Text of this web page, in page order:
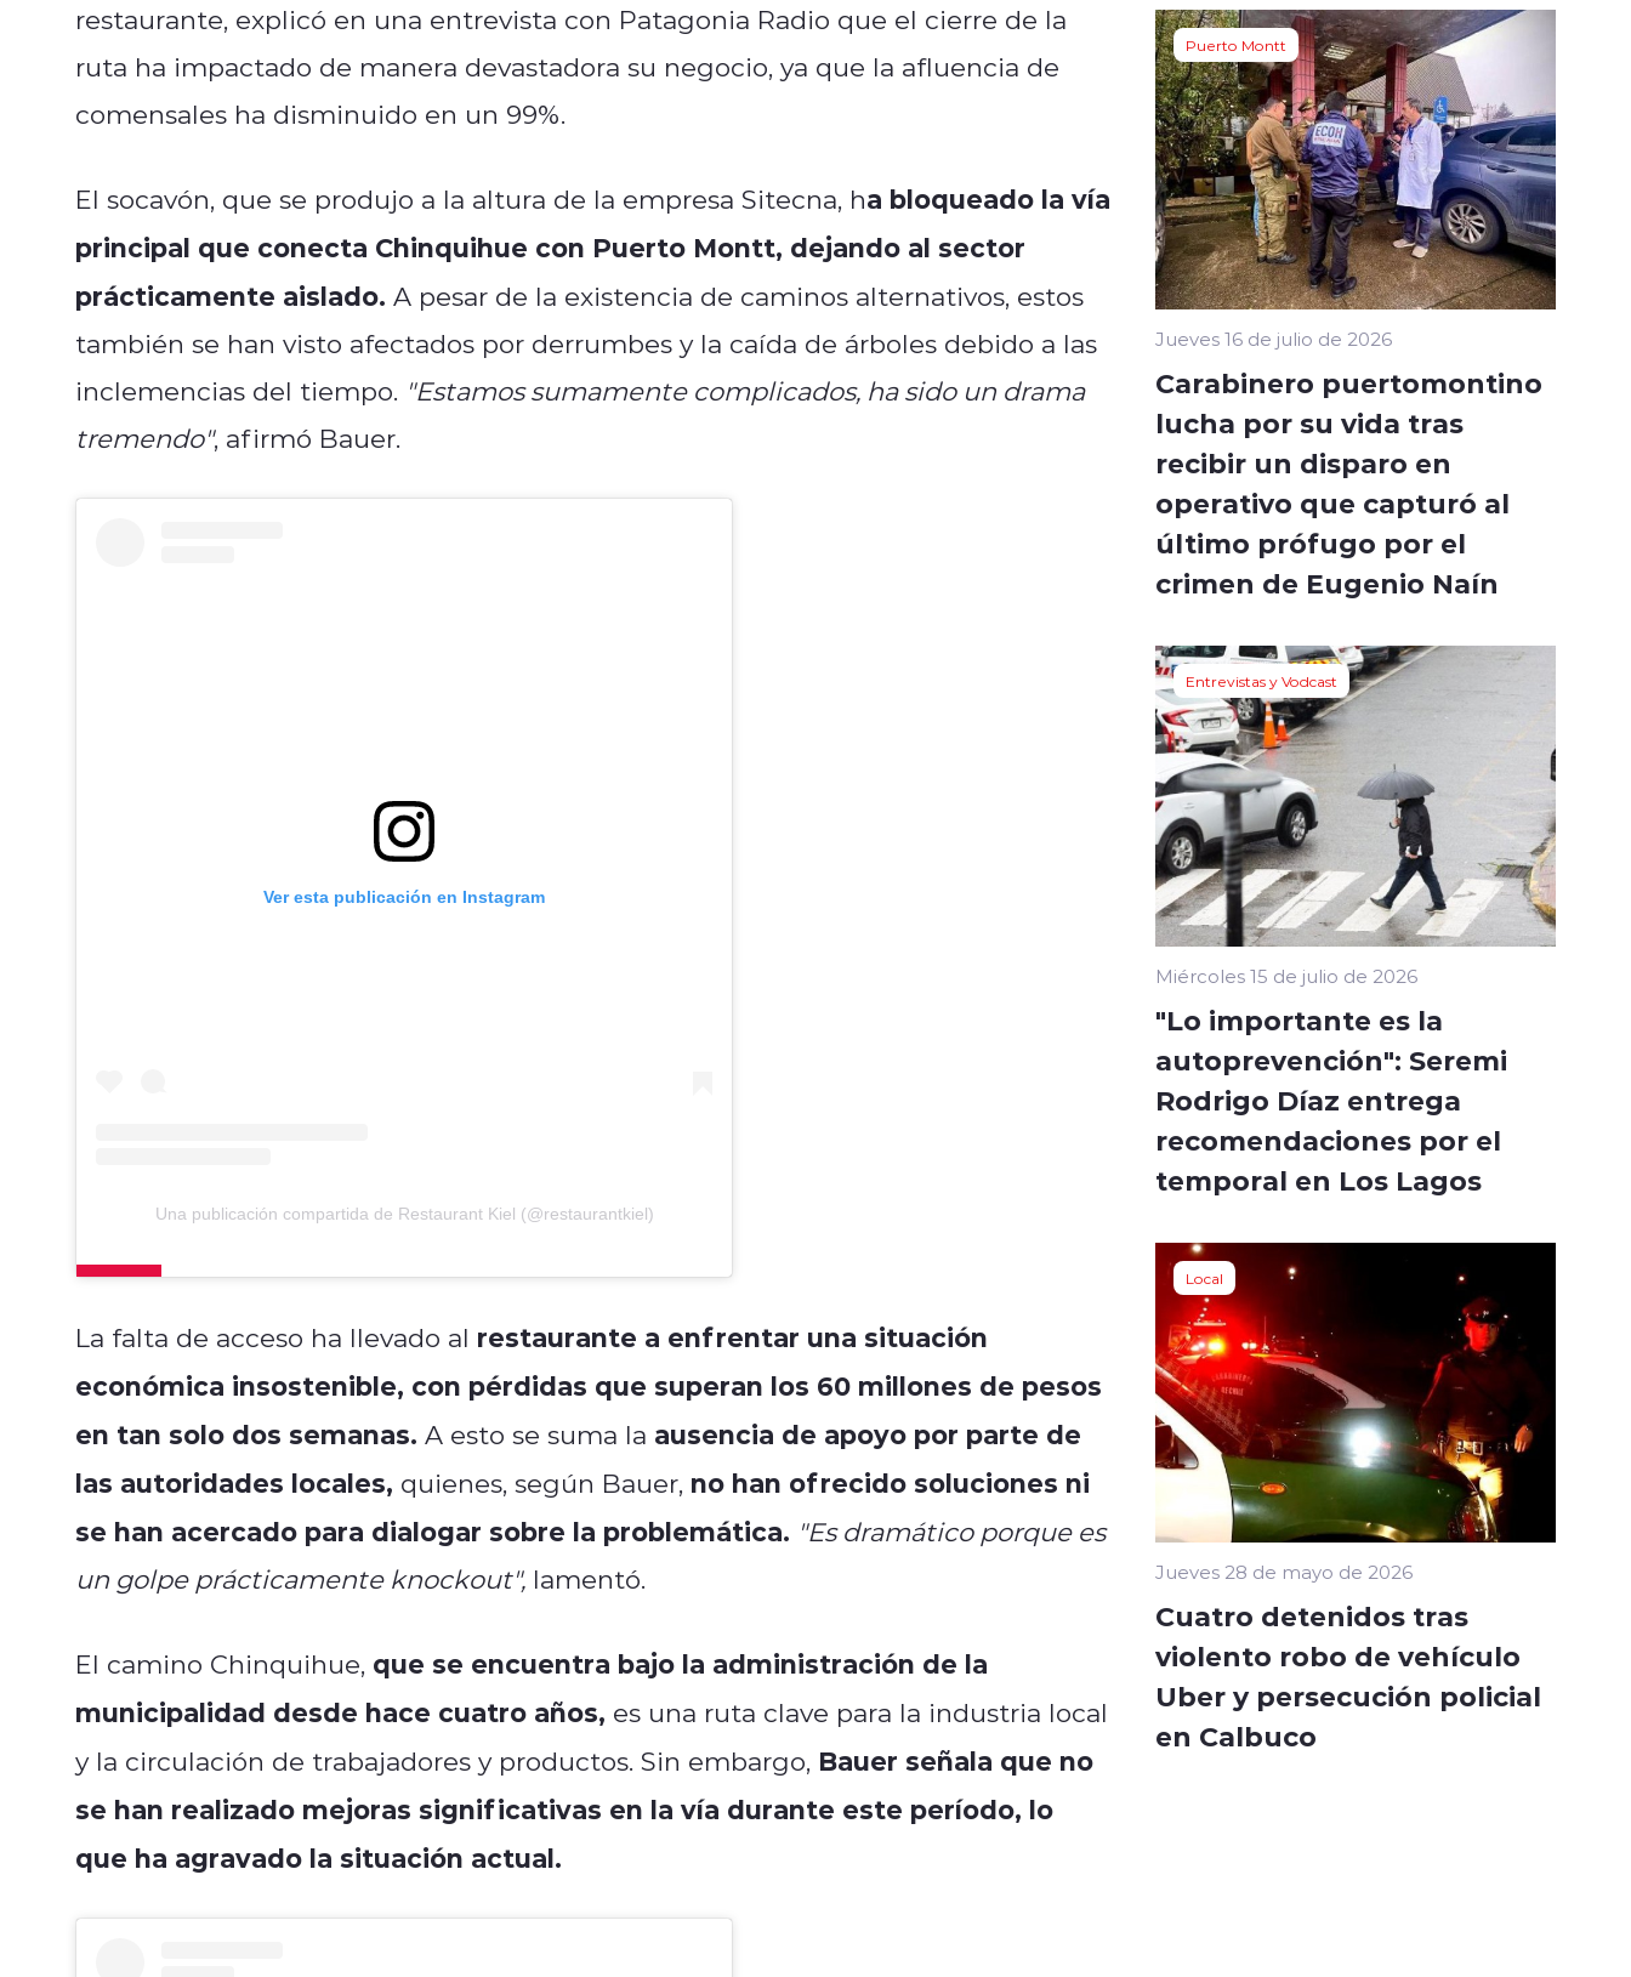
restaurante, explicó en una entrevista con Patagonia Radio que el cierre de la
ruta ha impactado de manera devastadora su negocio, ya que la afluencia de
comensales ha disminuido en un 99%.
El socavón, que se produjo a la altura de la empresa Sitecna, ha bloqueado la vía
principal que conecta Chinquihue con Puerto Montt, dejando al sector
prácticamente aislado. A pesar de la existencia de caminos alternativos, estos
también se han visto afectados por derrumbes y la caída de árboles debido a las
inclemencias del tiempo. "Estamos sumamente complicados, ha sido un drama
tremendo", afirmó Bauer.
Ver esta publicación en Instagram
Una publicación compartida de Restaurant Kiel (@restaurantkiel)
La falta de acceso ha llevado al restaurante a enfrentar una situación
económica insostenible, con pérdidas que superan los 60 millones de pesos
en tan solo dos semanas. A esto se suma la ausencia de apoyo por parte de
las autoridades locales, quienes, según Bauer, no han ofrecido soluciones ni
se han acercado para dialogar sobre la problemática. "Es dramático porque es
un golpe prácticamente knockout", lamentó.
El camino Chinquihue, que se encuentra bajo la administración de la
municipalidad desde hace cuatro años, es una ruta clave para la industria local
y la circulación de trabajadores y productos. Sin embargo, Bauer señala que no
se han realizado mejoras significativas en la vía durante este período, lo
que ha agravado la situación actual.
Puerto Montt
Jueves 16 de julio de 2026
Carabinero puertomontino
lucha por su vida tras
recibir un disparo en
operativo que capturó al
último prófugo por el
crimen de Eugenio Naín
Entrevistas y Vodcast
Miércoles 15 de julio de 2026
"Lo importante es la
autoprevención": Seremi
Rodrigo Díaz entrega
recomendaciones por el
temporal en Los Lagos
Local
Jueves 28 de mayo de 2026
Cuatro detenidos tras
violento robo de vehículo
Uber y persecución policial
en Calbuco